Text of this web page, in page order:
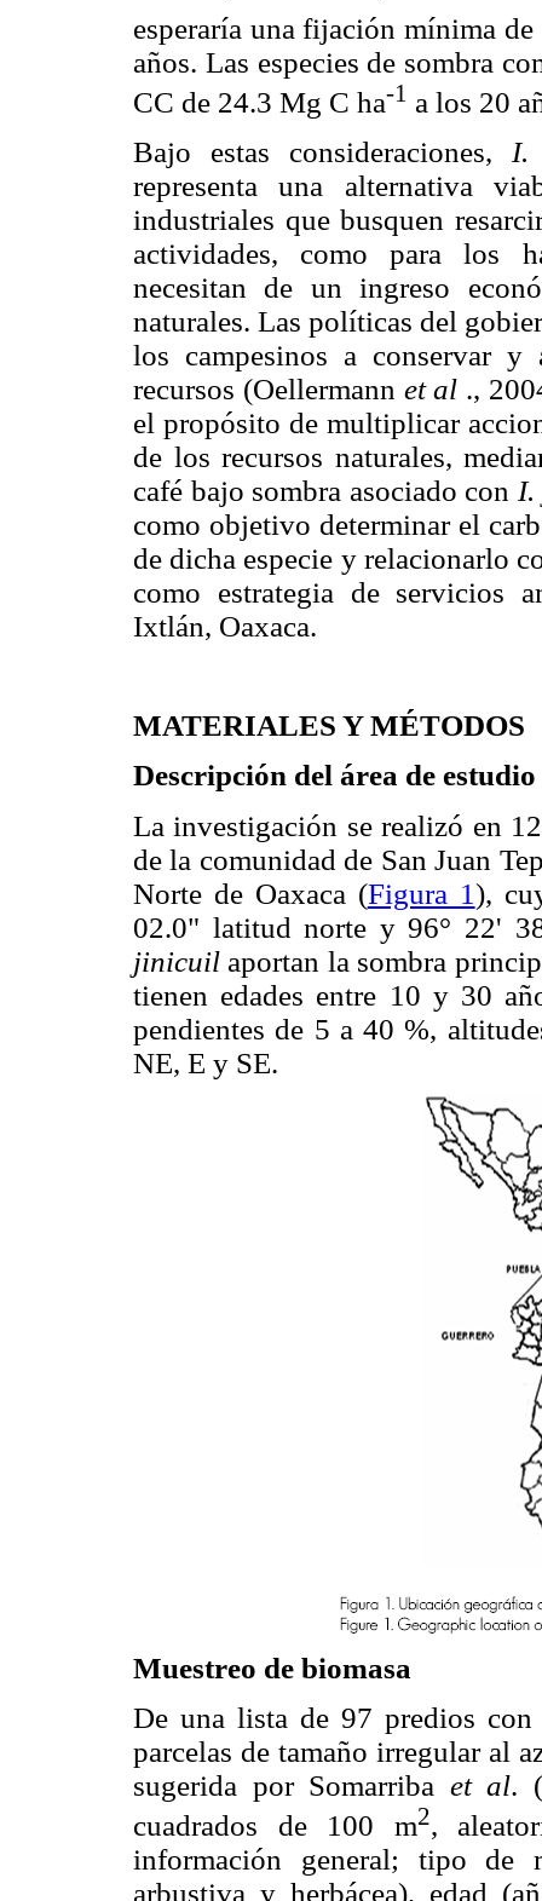
esperaría una fijación mínima
años. Las especies de sombra
CC de 24.3 Mg C ha-1 a los 20
Bajo estas consideraciones, I.
representa una alternativa
industriales que busquen
actividades, como para los
necesitan de un ingreso
naturales. Las políticas del
los campesinos a conservar y
recursos (Oellermann et al .,
el propósito de multiplicar
de los recursos naturales,
café bajo sombra asociado con
como objetivo determinar el
de dicha especie y relacionarlo
como estrategia de servicios
Ixtlán, Oaxaca.
MATERIALES Y MÉTODOS
Descripción del área de estudio
La investigación se realizó en
de la comunidad de San Juan
Norte de Oaxaca (Figura 1),
02.0" latitud norte y 96° 22'
jinicuil aportan la sombra
tienen edades entre 10 y 30
pendientes de 5 a 40 %,
NE, E y SE.
Muestreo de biomasa
De una lista de 97 predios con
parcelas de tamaño irregular al
sugerida por Somarriba et al.
cuadrados de 100 m2,
información general; tipo de
arbustiva y herbácea), edad